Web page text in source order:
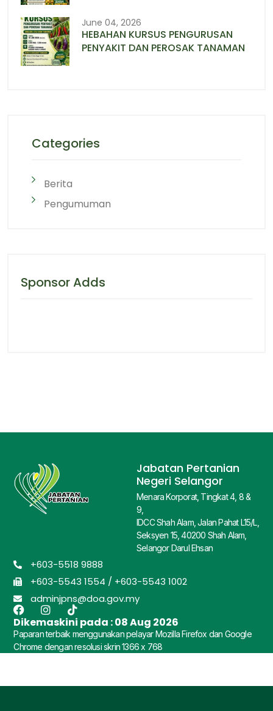
June 04, 2026
HEBAHAN KURSUS PENGURUSAN
PENYAKIT DAN PEROSAK TANAMAN
Categories
Berita
Pengumuman
Sponsor Adds
Jabatan Pertanian
Negeri Selangor
Menara Korporat, Tingkat 4, 8 &
9,
IDCC Shah Alam, Jalan Pahat L15/L,
Seksyen 15, 40200 Shah Alam,
Selangor Darul Ehsan
+603-5518 9888
+603-5543 1554 / +603-5543 1002
adminjpns@doa.gov.my
Dikemaskini pada :08 Aug 2026
Paparan terbaik menggunakan pelayar Mozilla Firefox dan Google
Chrome dengan resolusi skrin 1366 x 768